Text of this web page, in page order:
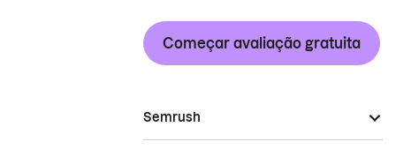
Começar avaliação gratuita
Semrush